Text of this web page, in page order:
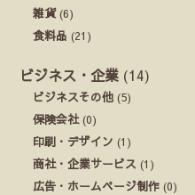
雑貨(6)
食料品 (21)
ビジネス・企業 (14)
ビジネスその他 (5)
保険会社(0)
印刷・デザイン (1)
商社・企業サービス (1)
広告・ホームページ制作 (0)